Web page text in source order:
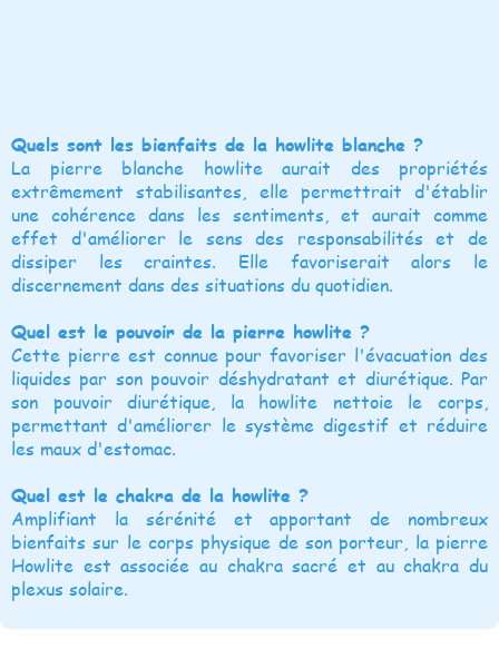
Quels sont les bienfaits de la howlite blanche ?
La pierre blanche howlite aurait des propriétés
extrêmement stabilisantes, elle permettrait d'établir
une cohérence dans les sentiments, et aurait comme
effet d'améliorer le sens des responsabilités et de
dissiper les craintes. Elle favoriserait alors le
discernement dans des situations du quotidien.
Quel est le pouvoir de la pierre howlite ?
Cette pierre est connue pour favoriser l'évacuation des
liquides par son pouvoir déshydratant et diurétique. Par
son pouvoir diurétique, la howlite nettoie le corps,
permettant d'améliorer le système digestif et réduire
les maux d'estomac.
Quel est le chakra de la howlite ?
Amplifiant la sérénité et apportant de nombreux
bienfaits sur le corps physique de son porteur, la pierre
Howlite est associée au chakra sacré et au chakra du
plexus solaire.